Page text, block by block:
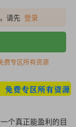
请先 登录
费专区所有资源
个真正能盈利的目